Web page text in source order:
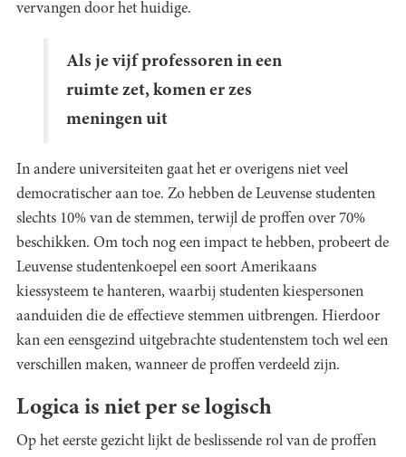
vervangen door het huidige.
Als je vijf professoren in een
ruimte zet, komen er zes
meningen uit
In andere universiteiten gaat het er overigens niet veel
democratischer aan toe. Zo hebben de Leuvense studenten
slechts 10% van de stemmen, terwijl de proffen over 70%
beschikken. Om toch nog een impact te hebben, probeert de
Leuvense studentenkoepel een soort Amerikaans
kiessysteem te hanteren, waarbij studenten kiespersonen
aanduiden die de effectieve stemmen uitbrengen. Hierdoor
kan een eensgezind uitgebrachte studentenstem toch wel een
verschillen maken, wanneer de proffen verdeeld zijn.
Logica is niet per se logisch
Op het eerste gezicht lijkt de beslissende rol van de proffen